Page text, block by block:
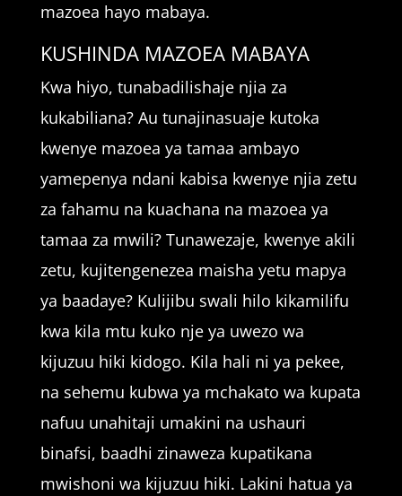
mazoea hayo mabaya.
KUSHINDA MAZOEA MABAYA
Kwa hiyo, tunabadilishaje njia za
kukabiliana? Au tunajinasuaje kutoka
kwenye mazoea ya tamaa ambayo
yamepenya ndani kabisa kwenye njia zetu
za fahamu na kuachana na mazoea ya
tamaa za mwili? Tunawezaje, kwenye akili
zetu, kujitengenezea maisha yetu mapya
ya baadaye? Kulijibu swali hilo kikamilifu
kwa kila mtu kuko nje ya uwezo wa
kijuzuu hiki kidogo. Kila hali ni ya pekee,
na sehemu kubwa ya mchakato wa kupata
nafuu unahitaji umakini na ushauri
binafsi, baadhi zinaweza kupatikana
mwishoni wa kijuzuu hiki. Lakini hatua ya